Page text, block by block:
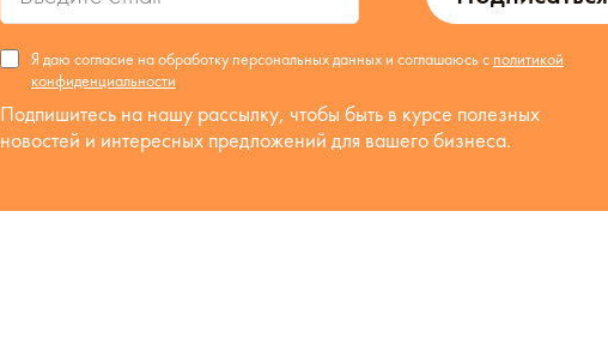
Я даю согласие на обработку персональных данных и соглашаюсь с политикой
конфиденциальности
Подпишитесь на нашу рассылку, чтобы быть в курсе полезных
новостей и интересных предложений для вашего бизнеса.